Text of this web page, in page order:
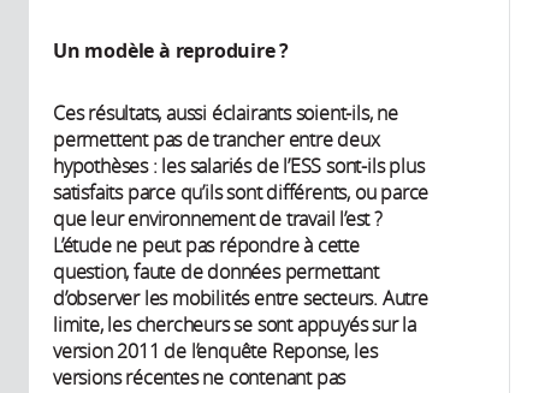
Un modèle à reproduire ?
Ces résultats, aussi éclairants soient-ils, ne
permettent pas de trancher entre deux
hypothèses : les salariés de l’ESS sont-ils plus
satisfaits parce qu’ils sont différents, ou parce
que leur environnement de travail l’est ?
L’étude ne peut pas répondre à cette
question, faute de données permettant
d’observer les mobilités entre secteurs. Autre
limite, les chercheurs se sont appuyés sur la
version 2011 de l’enquête Reponse, les
versions récentes ne contenant pas